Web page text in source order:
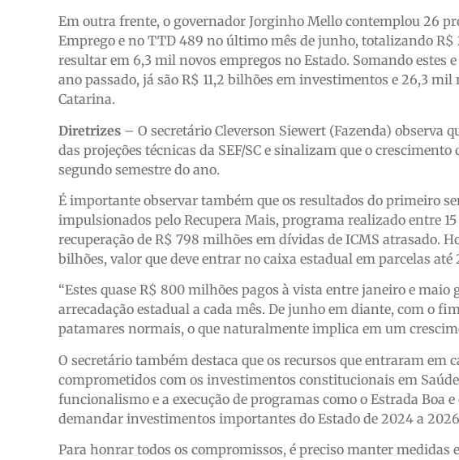
Em outra frente, o governador Jorginho Mello contemplou 26
Emprego e no TTD 489 no último mês de junho, totalizando
resultar em 6,3 mil novos empregos no Estado. Somando estes
ano passado, já são R$ 11,2 bilhões em investimentos e 26,3
Catarina.
Diretrizes – O secretário Cleverson Siewert (Fazenda) observa
das projeções técnicas da SEF/SC e sinalizam que o
segundo semestre do ano.
É importante observar também que os resultados do primeiro
impulsionados pelo Recupera Mais, programa realizado entre
recuperação de R$ 798 milhões em dívidas de ICMS atrasado.
bilhões, valor que deve entrar no caixa estadual em parcelas até
“Estes quase R$ 800 milhões pagos à vista entre janeiro e
arrecadação estadual a cada mês. De junho em diante, com o
patamares normais, o que naturalmente implica em um
O secretário também destaca que os recursos que entraram em
comprometidos com os investimentos constitucionais em
funcionalismo e a execução de programas como o Estrada Boa
demandar investimentos importantes do Estado de 2024 a
Para honrar todos os compromissos, é preciso manter medidas